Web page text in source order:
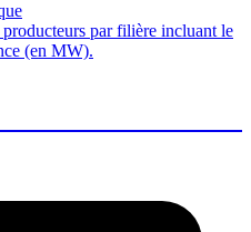
par filière incluant le
(en MW).